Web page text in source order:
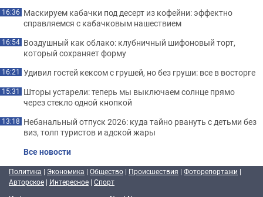
16:36 Маскируем кабачки под десерт из кофейни: эффектно
справляемся с кабачковым нашествием
16:54 Воздушный как облако: клубничный шифоновый торт,
который сохраняет форму
16:21 Удивил гостей кексом с грушей, но без груши: все в восторге
15:31 Шторы устарели: теперь мы выключаем солнце прямо
через стекло одной кнопкой
13:18 Небанальный отпуск 2026: куда тайно рвануть с детьми без
виз, толп туристов и адской жары
Все новости
Политика | Экономика | Общество | Происшествия | Фоторепортажи |
Авторское | Интересное | Спорт